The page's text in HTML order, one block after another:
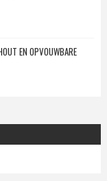
EN OPVOUWBARE